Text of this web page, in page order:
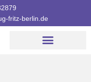
fritz-berlin.de